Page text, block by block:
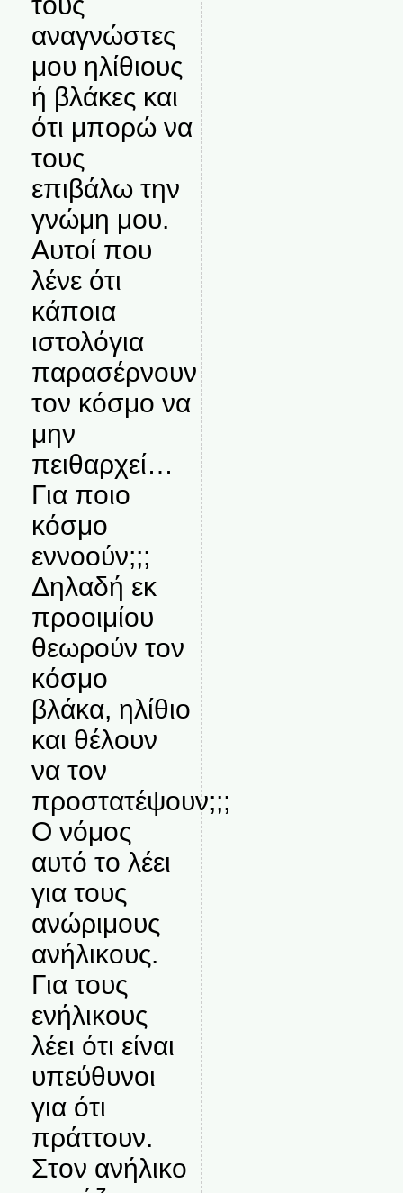
αναγνώστες
μου ηλίθιους
ή βλάκες και
ότι μπορώ να
τους
επιβάλω την
γνώμη μου.
Αυτοί που
λένε ότι
κάποια
ιστολόγια
παρασέρνουν
τον κόσμο να
μην
πειθαρχεί…
Για ποιο
κόσμο
εννοούν;;;
Δηλαδή εκ
προοιμίου
θεωρούν τον
κόσμο
βλάκα, ηλίθιο
και θέλουν
να τον
προστατέψουν;;;
Ο νόμος
αυτό το λέει
για τους
ανώριμους
ανήλικους.
Για τους
ενήλικους
λέει ότι είναι
υπεύθυνοι
για ότι
πράττουν.
Στον ανήλικο